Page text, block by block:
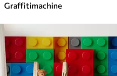
Graffitimachine